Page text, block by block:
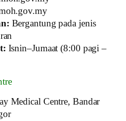
Bergantung pada jenis
Isnin–Jumaat (8:00 pagi –
Medical Centre, Bandar